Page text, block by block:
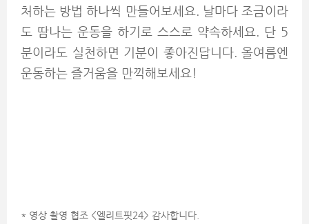
처하는 방법 하나씩 만들어보세요. 날마다 조금이라
도 땀나는 운동을 하기로 스스로 약속하세요. 단 5
분이라도 실천하면 기분이 좋아진답니다. 올여름엔
운동하는 즐거움을 만끽해보세요!
* 영상 촬영 협조 <엘리트핏24> 감사합니다.